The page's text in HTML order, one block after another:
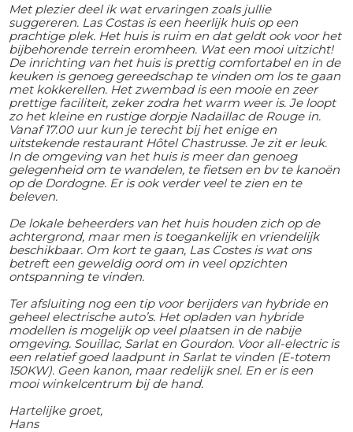
Met plezier deel ik wat ervaringen zoals jullie
suggereren. Las Costas is een heerlijk huis op een
prachtige plek. Het huis is ruim en dat geldt ook voor het
bijbehorende terrein eromheen. Wat een mooi uitzicht!
De inrichting van het huis is prettig comfortabel en in de
keuken is genoeg gereedschap te vinden om los te gaan
met kokkerellen. Het zwembad is een mooie en zeer
prettige faciliteit, zeker zodra het warm weer is. Je loopt
zo het kleine en rustige dorpje Nadaillac de Rouge in.
Vanaf 17.00 uur kun je terecht bij het enige en
uitstekende restaurant Hôtel Chastrusse. Je zit er leuk.
In de omgeving van het huis is meer dan genoeg
gelegenheid om te wandelen, te fietsen en bv te kanoën
op de Dordogne. Er is ook verder veel te zien en te
beleven.
De lokale beheerders van het huis houden zich op de
achtergrond, maar men is toegankelijk en vriendelijk
beschikbaar. Om kort te gaan, Las Costes is wat ons
betreft een geweldig oord om in veel opzichten
ontspanning te vinden.
Ter afsluiting nog een tip voor berijders van hybride en
geheel electrische auto’s. Het opladen van hybride
modellen is mogelijk op veel plaatsen in de nabije
omgeving. Souillac, Sarlat en Gourdon. Voor all-electric is
een relatief goed laadpunt in Sarlat te vinden (E-totem
150KW). Geen kanon, maar redelijk snel. En er is een
mooi winkelcentrum bij de hand.
Hartelijke groet,
Hans